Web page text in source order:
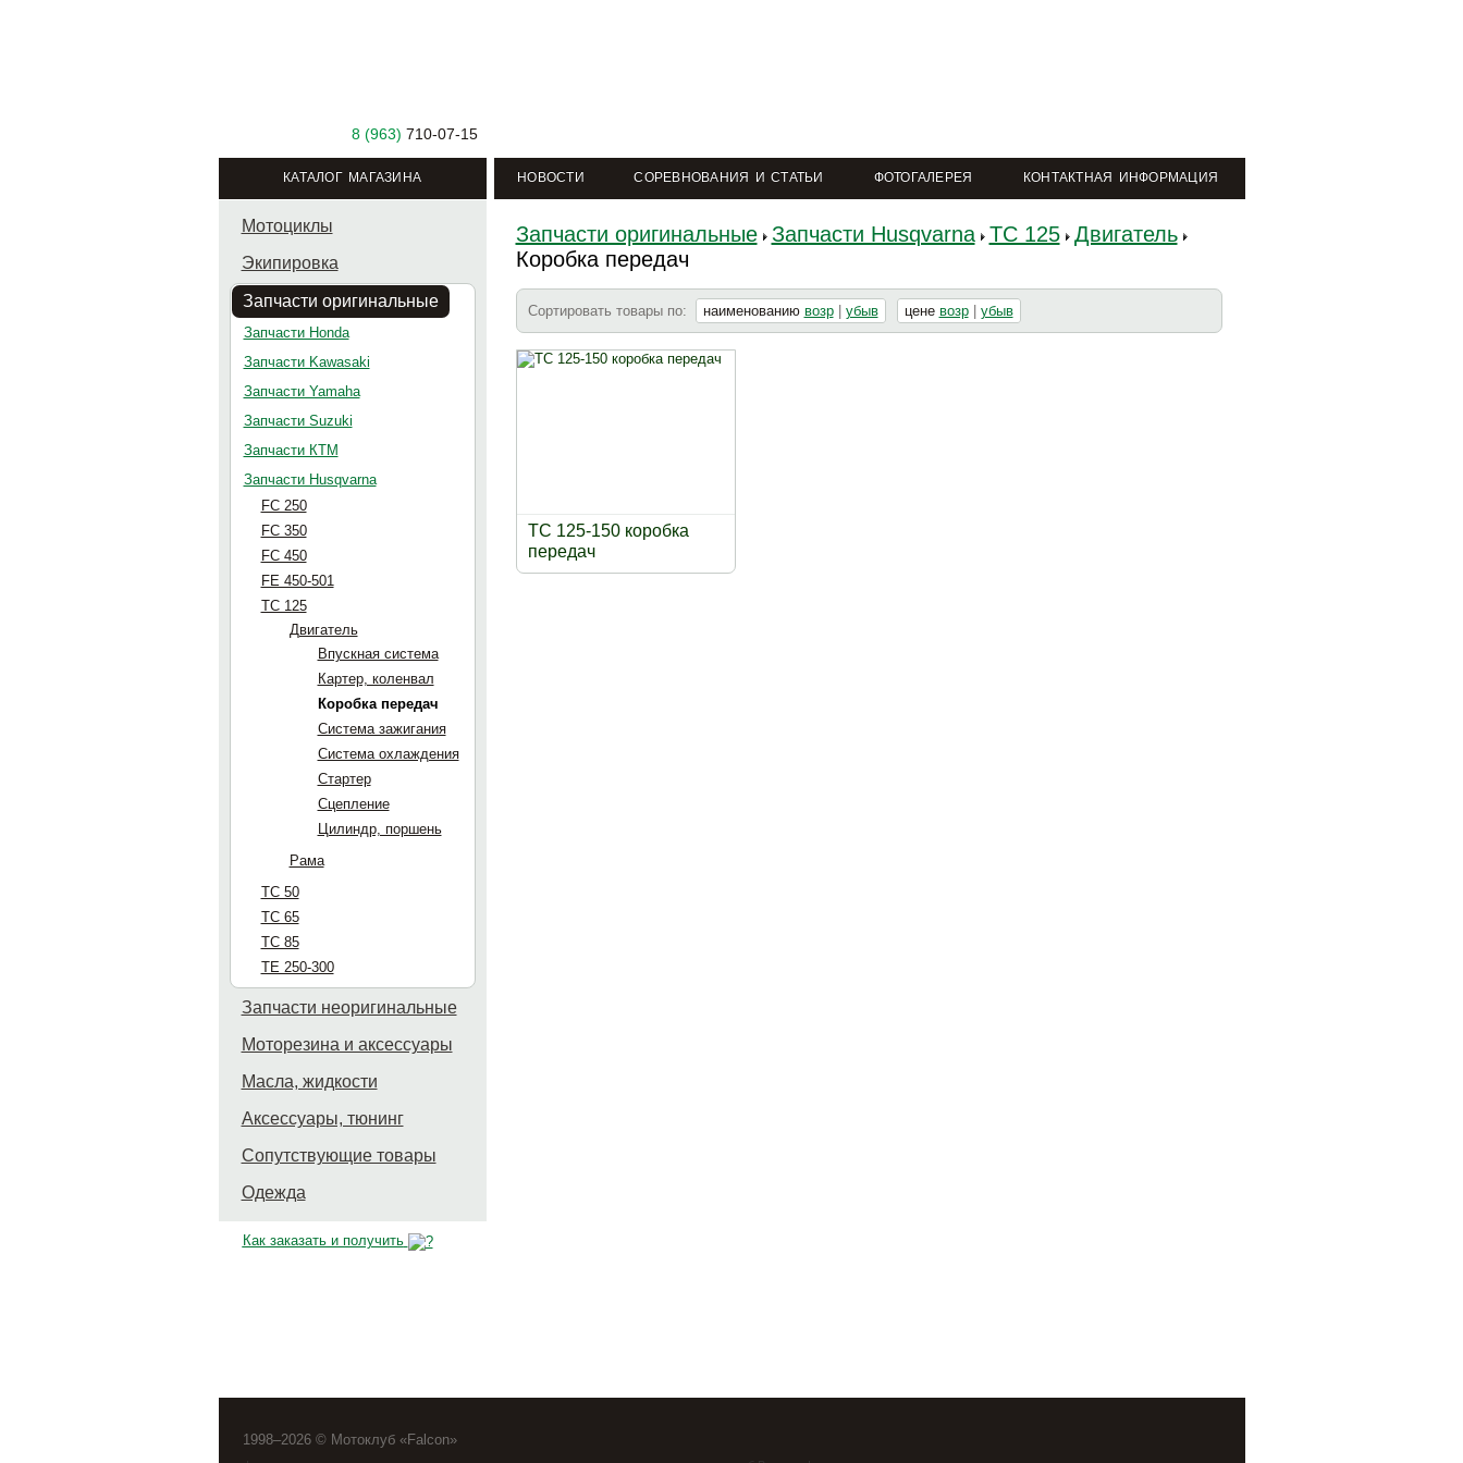
8 (963) 710-07-15
КАТАЛОГ МАГАЗИНА НОВОСТИ СОРЕВНОВАНИЯ И СТАТЬИ ФОТОГАЛЕРЕЯ КОНТАКТНАЯ ИНФОРМАЦИЯ
Мотоциклы
Экипировка
Запчасти оригинальные
Запчасти Honda
Запчасти Kawasaki
Запчасти Yamaha
Запчасти Suzuki
Запчасти КТМ
Запчасти Husqvarna
FC 250
FC 350
FC 450
FE 450-501
TC 125
Двигатель
Впускная система
Картер, коленвал
Коробка передач
Система зажигания
Система охлаждения
Стартер
Сцепление
Цилиндр, поршень
Рама
TC 50
TC 65
TC 85
TE 250-300
Запчасти неоригинальные
Моторезина и аксессуары
Масла, жидкости
Аксессуары, тюнинг
Сопутствующие товары
Одежда
Как заказать и получить
Запчасти оригинальные Запчасти Husqvarna TC 125
Двигатель
Коробка передач
Сортировать товары по: наименованию возр убыв цене возр убыв
TC 125-150 коробка
передач
1998–2026 © Мотоклуб «Falcon»